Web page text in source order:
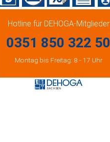
Hotline für DEHOGA-Mitglieder
0351 850 322 50
Montag bis Freitag: 8 - 17 Uhr